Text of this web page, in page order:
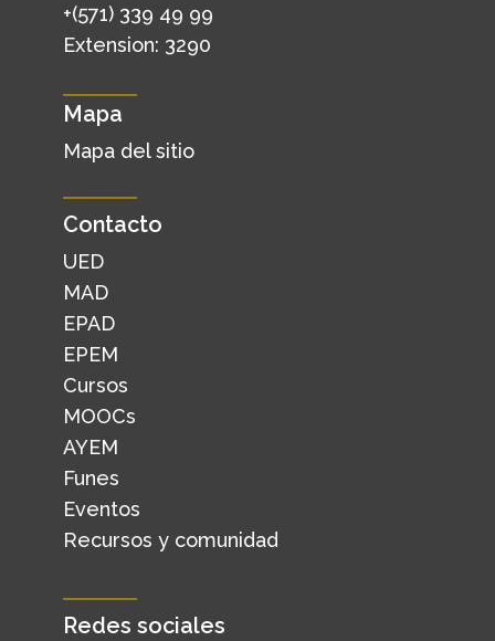
+(571) 339 49 99
Extension: 3290
Mapa
Mapa del sitio
Contacto
UED
MAD
EPAD
EPEM
Cursos
MOOCs
AYEM
Funes
Eventos
Recursos y comunidad
Redes sociales